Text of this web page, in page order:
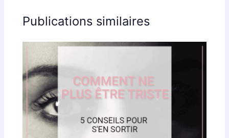
Publications similaires